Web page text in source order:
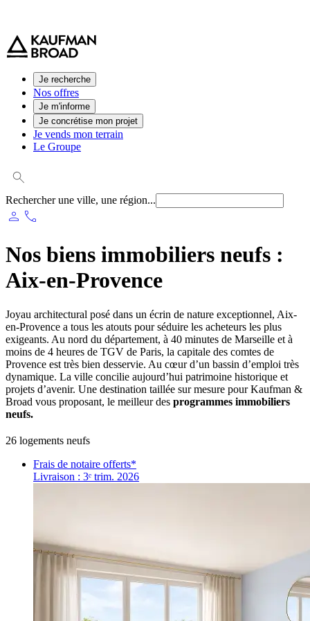
Je recherche
Nos offres
Je m'informe
Je concrétise mon projet
Je vends mon terrain
Le Groupe
Rechercher une ville, une région...
person phone
Nos biens immobiliers neufs :
Aix-en-Provence
Joyau architectural posé dans un écrin de nature exceptionnel, Aix-
en-Provence a tous les atouts pour séduire les acheteurs les plus
exigeants. Au nord du département, à 40 minutes de Marseille et à
moins de 4 heures de TGV de Paris, la capitale des comtes de
Provence est très bien desservie. Au cœur d’un bassin d’emploi très
dynamique. La ville concilie aujourd’hui patrimoine historique et
projets d’avenir. Une destination taillée sur mesure pour Kaufman &
Broad vous proposant, le meilleur des programmes immobiliers
neufs.
26 logements neufs
Frais de notaire offerts*
Livraison : 3ᵉ trim. 2026